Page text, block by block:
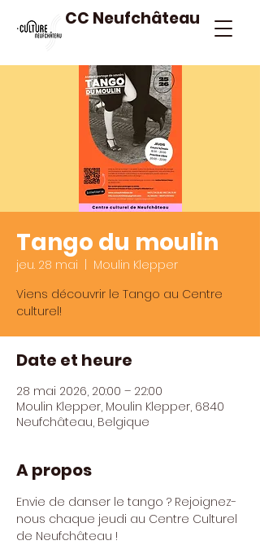
CC Neufchâteau
Tango du moulin
jeu. 28 mai
Moulin Klepper
Viens découvrir le Tango au Centre
culturel!
Date et heure
28 mai 2026, 20:00 – 22:00
Moulin Klepper, Moulin Klepper, 6840
Neufchâteau, Belgique
A propos
Envie de danser le tango ? Rejoignez-
nous chaque jeudi au Centre Culturel
de Neufchâteau !